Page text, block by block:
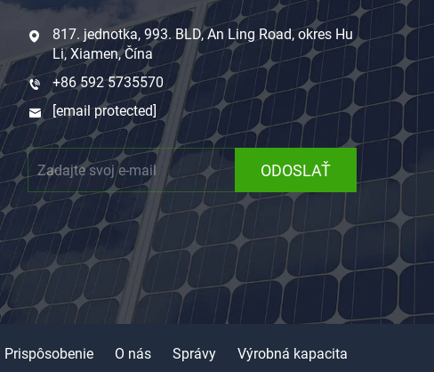
817. jednotka, 993. BLD, An Ling Road, okres Hu
Li, Xiamen, Čína
+86 592 5735570
[email protected]
ODOSLAŤ
Prispôsobenie O nás Správy Výrobná kapacita